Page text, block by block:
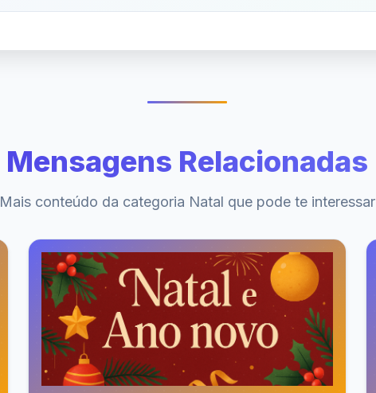
Mensagens Relacionadas
Mais conteúdo da categoria Natal que pode te interessar